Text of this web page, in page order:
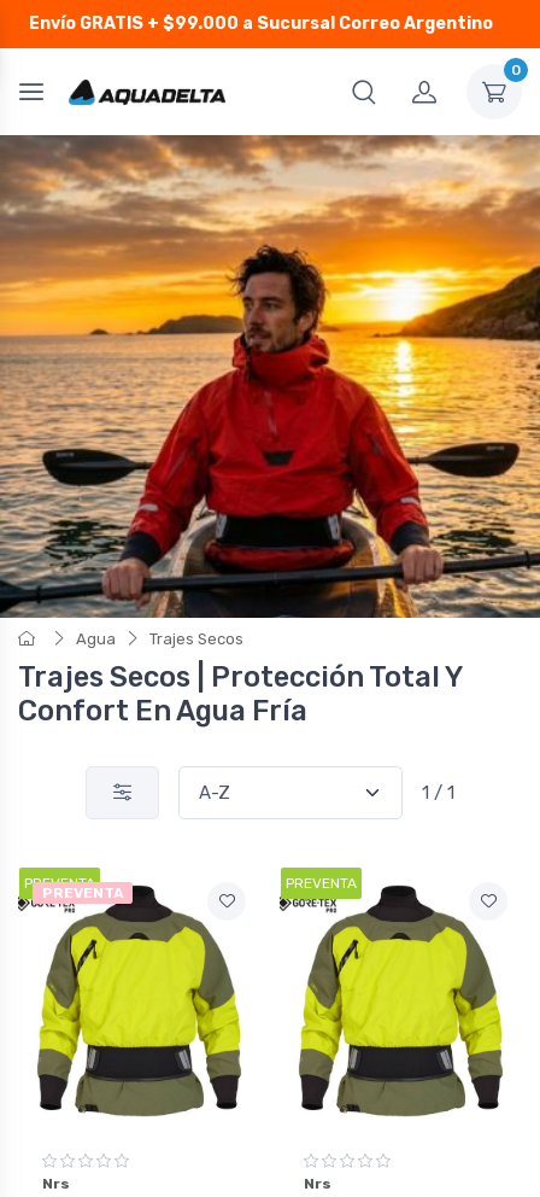
Envío GRATIS+ $99.000 a Sucursal Correo Argentino
0
Agua Trajes Secos
Trajes Secos | Protección Total Y
Confort En Agua Fría
1 / 1
PREVENTA
PREVENTA
Nrs
PREVENTA
Nrs